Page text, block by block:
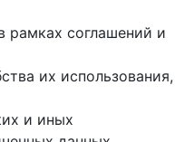
рамках соглашений и
их использования,
и иных